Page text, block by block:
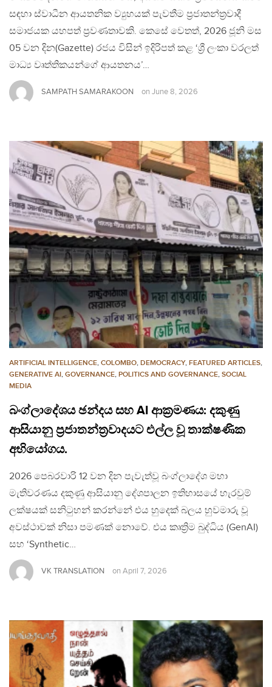
සඳහා ස්වාධීන ආයතනික ව්‍යුහයක් පැවතීම ප්‍රජාතන්ත්‍රවාදී
සමාජයක යහපත් ප්‍රවණතාවකි. කෙසේ වෙතත්, 2026 ජූනි මස
05 වන දින(Gazette) රජය විසින් ඉදිරිපත් කළ ‘ශ්‍රී ලංකා වරලත්
මාධ්‍ය වෘත්තිකයන්ගේ ආයතනය’…
SAMPATH SAMARAKOON on June 8, 2026
ARTIFICIAL INTELLIGENCE, COLOMBO, DEMOCRACY, FEATURED ARTICLES,
GENERATIVE AI, GOVERNANCE, POLITICS AND GOVERNANCE, SOCIAL
MEDIA
බංග්ලාදේශය ඡන්දය සහ AI ආක්‍රමණය: දකුණු
ආසියානු ප්‍රජාතන්ත්‍රවාදයට එල්ල වූ තාක්ෂණික
අභියෝගය.
2026 පෙබරවාරි 12 වන දින පැවැත්වූ බංග්ලාදේශ මහා
මැතිවරණය දකුණු ආසියානු දේශපාලන ඉතිහාසයේ හැරවුම්
ලක්ෂයක් සනිටුහන් කරන්නේ එය හුදෙක් බලය හුවමාරු වූ
අවස්ථාවක් නිසා පමණක් නොවේ. එය කෘත්‍රිම බුද්ධිය (GenAI)
සහ ‘Synthetic…
VK TRANSLATION on April 7, 2026